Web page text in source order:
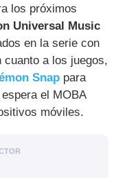
los próximos
Universal Music
en la serie con
a los juegos,
Snap para
el MOBA
móviles.